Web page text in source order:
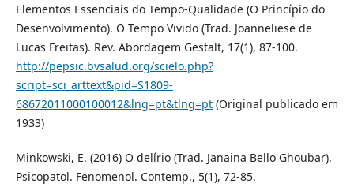
Elementos Essenciais do Tempo-Qualidade (O Princípio do
Desenvolvimento). O Tempo Vivido (Trad. Joanneliese de
Lucas Freitas). Rev. Abordagem Gestalt, 17(1), 87-100.
http://pepsic.bvsalud.org/scielo.php?
script=sci_arttext&pid=S1809-
68672011000100012&lng=pt&tlng=pt(Original publicado em
1933)
Minkowski, E. (2016) O delírio (Trad. Janaina Bello Ghoubar).
Psicopatol. Fenomenol. Contemp., 5(1), 72-85.